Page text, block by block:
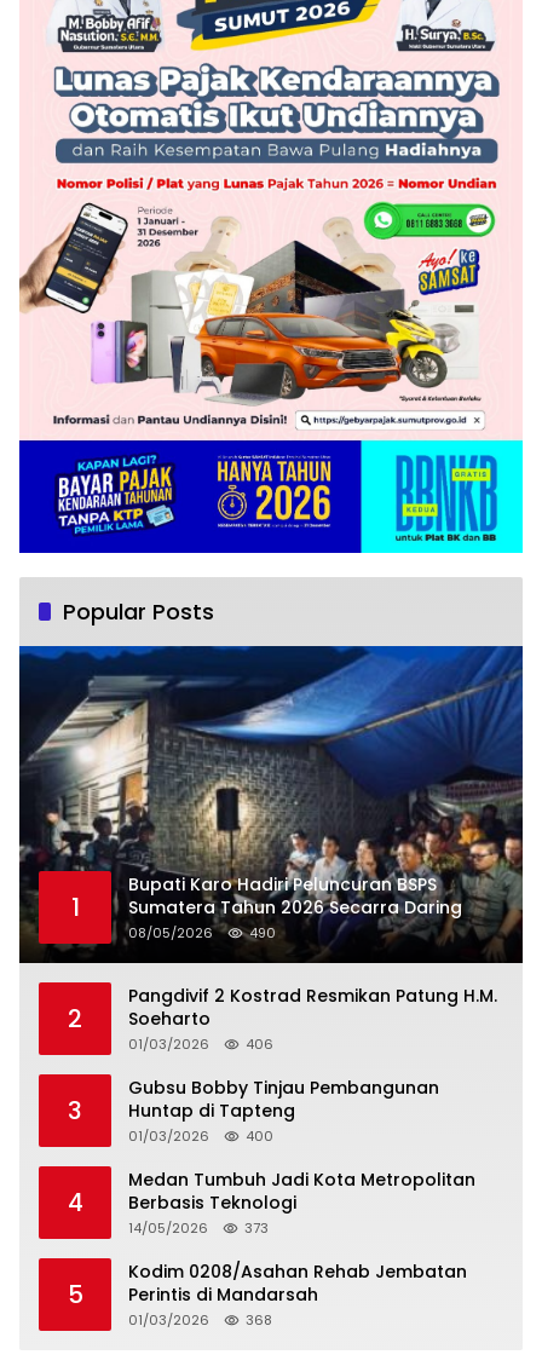
Popular Posts
1
Bupati Karo Hadiri Peluncuran BSPS
Sumatera Tahun 2026 Secarra Daring
08/05/2026 490
2
Pangdivif 2 Kostrad Resmikan Patung H.M.
Soeharto
01/03/2026 406
3
Gubsu Bobby Tinjau Pembangunan
Huntap di Tapteng
01/03/2026 400
4
Medan Tumbuh Jadi Kota Metropolitan
Berbasis Teknologi
14/05/2026 373
5
Kodim 0208/Asahan Rehab Jembatan
Perintis di Mandarsah
01/03/2026 368